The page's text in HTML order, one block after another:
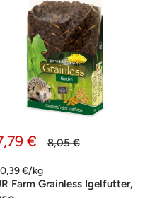
€ Normalpreis
8,05 €
€/kg
Farm Grainless Igelfutter,